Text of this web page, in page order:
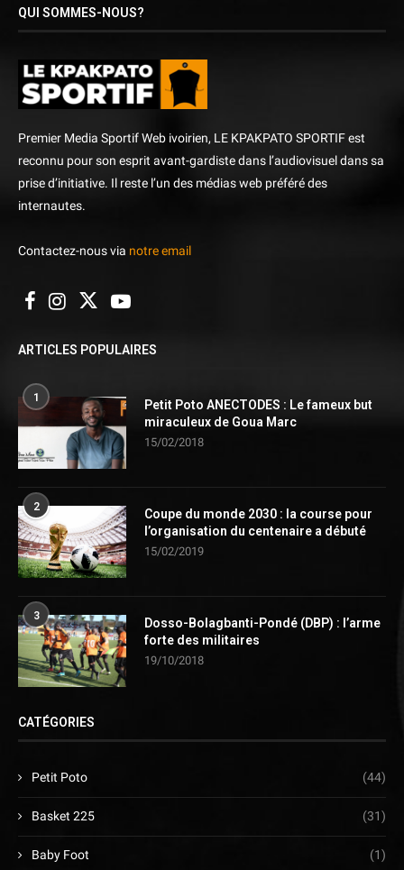
QUI SOMMES-NOUS?
Premier Media Sportif Web ivoirien, LE KPAKPATO SPORTIF est
reconnu pour son esprit avant-gardiste dans l’audiovisuel dans sa
prise d’initiative. Il reste l’un des médias web préféré des
internautes.
Contactez-nous via notre email
ARTICLES POPULAIRES
1
Petit Poto ANECTODES : Le fameux but
miraculeux de Goua Marc
15/02/2018
2
Coupe du monde 2030 : la course pour
l’organisation du centenaire a débuté
15/02/2019
3
Dosso-Bolagbanti-Pondé (DBP) : l’arme
forte des militaires
19/10/2018
CATÉGORIES
Petit Poto (44)
Basket 225 (31)
Baby Foot (1)